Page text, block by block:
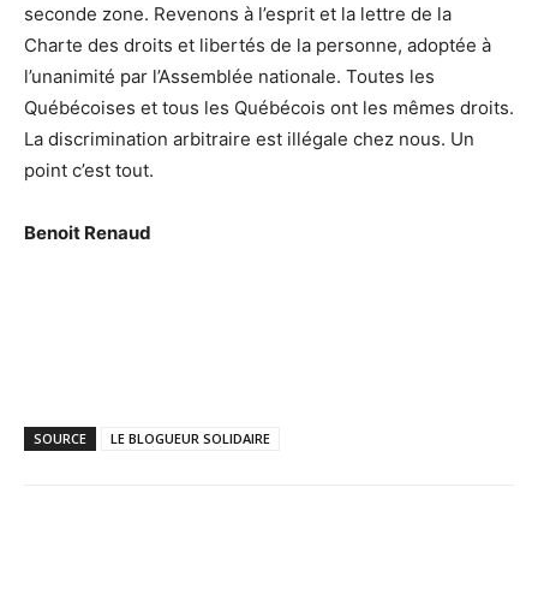
seconde zone. Revenons à l’esprit et la lettre de la
Charte des droits et libertés de la personne, adoptée à
l’unanimité par l’Assemblée nationale. Toutes les
Québécoises et tous les Québécois ont les mêmes droits.
La discrimination arbitraire est illégale chez nous. Un
point c’est tout.
Benoit Renaud
SOURCE LE BLOGUEUR SOLIDAIRE